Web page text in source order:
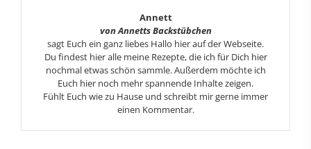
Annett
von Annetts Backstübchen
sagt Euch ein ganz liebes Hallo hier auf der Webseite.
Du findest hier alle meine Rezepte, die ich für Dich hier
nochmal etwas schön sammle. Außerdem möchte ich
Euch hier noch mehr spannende Inhalte zeigen.
Fühlt Euch wie zu Hause und schreibt mir gerne immer
einen Kommentar.